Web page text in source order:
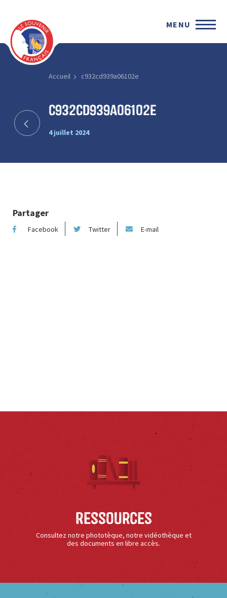
MENU
Accueil c932cd939a06102e
c932cd939a06102e
4 juillet 2024
Partager
Facebook Twitter E-mail
Ressources
Consultez notre phototèque, notre vidéothèque et
des documents en libre accès.